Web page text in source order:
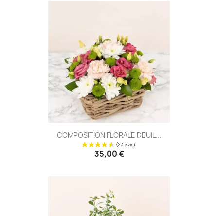
COMPOSITION FLORALE DEUIL...
35,00 €